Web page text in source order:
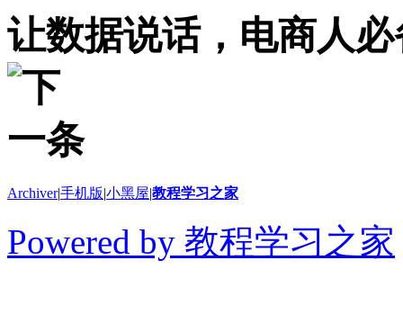
让数据说话，电商人
Archiver|手机版|小黑屋|教程学习之家
Powered by 教程学习之家